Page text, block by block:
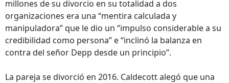
millones de su divorcio en su totalidad a dos
organizaciones era una “mentira calculada y
manipuladora” que le dio un “impulso considerable a su
credibilidad como persona” e “inclinó la balanza en
contra del señor Depp desde un principio”.
La pareja se divorció en 2016. Caldecott alegó que una